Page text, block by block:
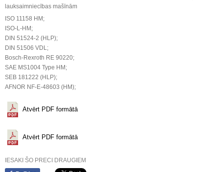
lauksaimniecības mašīnām
ISO 11158 HM;
ISO-L-HM;
DIN 51524-2 (HLP);
DIN 51506 VDL;
Bosch-Rexroth RE 90220;
SAE MS1004 Type HM;
SEB 181222 (HLP);
AFNOR NF-E-48603 (HM);
Atvērt PDF formātā
Atvērt PDF formātā
IESAKI ŠO PRECI DRAUGIEM